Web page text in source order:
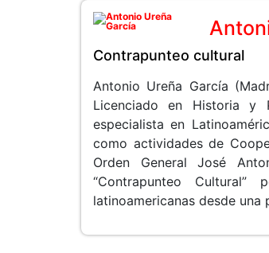
Contrapunteo cultural
Antonio Ureña García
Licenciado en Historia y
especialista en
como actividades de
Orden General José
“Contrapunteo
latinoamericanas desde